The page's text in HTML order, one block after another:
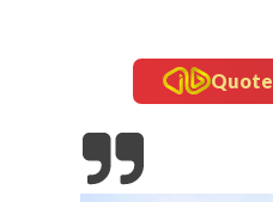
Tampil Nyentrik di The